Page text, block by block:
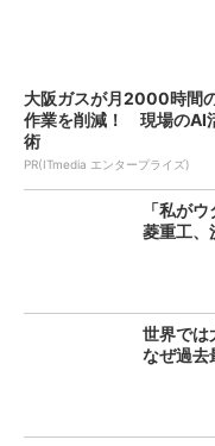
大阪ガスが月2000時間
作業を削減！ 現場のAI
術
PR(ITmedia エンタープライズ)
「私が
菱重工、
世界で
なぜ過去